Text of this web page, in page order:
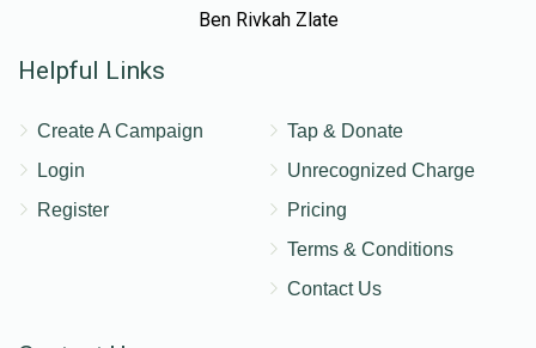
Ben Rivkah Zlate
Helpful Links
Create A Campaign
Login
Register
Tap & Donate
Unrecognized Charge
Pricing
Terms & Conditions
Contact Us